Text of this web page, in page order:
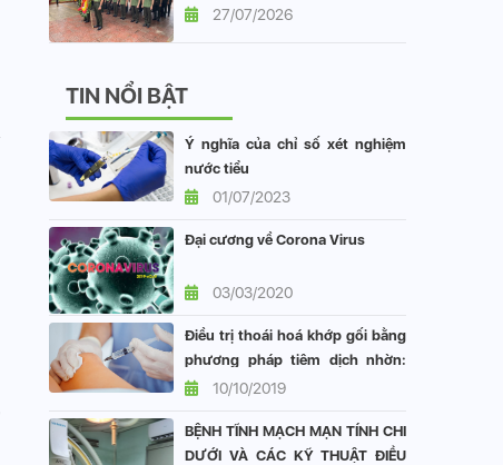
CÔNG AN NHÂN DÂN
27/07/2026
TIN NỔI BẬT
Ý nghĩa của chỉ số xét nghiệm
nước tiểu
01/07/2023
Đại cương về Corona Virus
03/03/2020
Điều trị thoái hoá khớp gối bằng
phương pháp tiêm dịch nhờn:
vai trò và hiệu quả
10/10/2019
BỆNH TĨNH MẠCH MẠN TÍNH CHI
DƯỚI VÀ CÁC KỸ THUẬT ĐIỀU